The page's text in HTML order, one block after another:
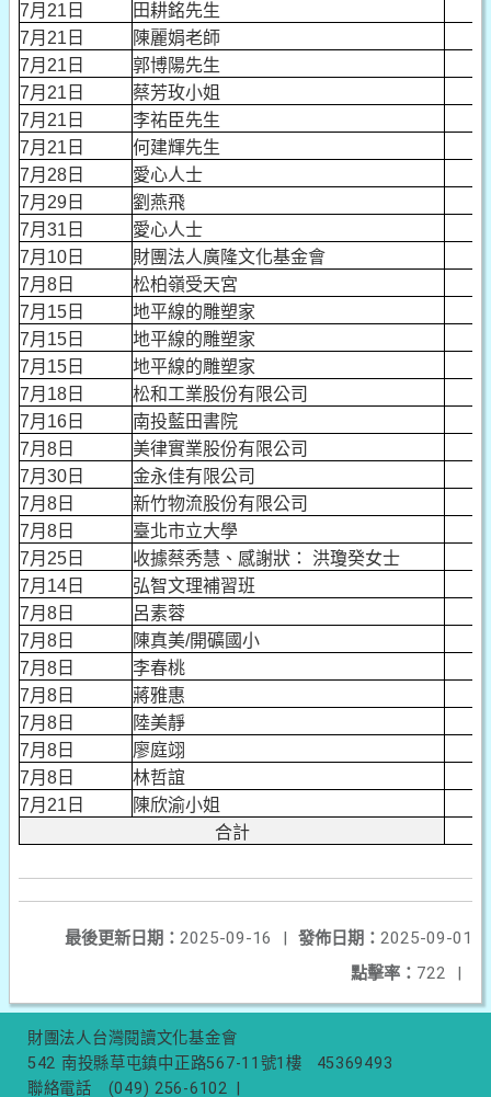
7月21日
田耕銘先生
7月21日
陳麗娟老師
7月21日
郭博陽先生
7月21日
蔡芳玫小姐
7月21日
李祐臣先生
7月21日
何建輝先生
7月28日
愛心人士
7月29日
劉燕飛
7月31日
愛心人士
7月10日
財團法人廣隆文化基金會
7月8日
松柏嶺受天宮
7月15日
地平線的雕塑家
7月15日
地平線的雕塑家
7月15日
地平線的雕塑家
7月18日
松和工業股份有限公司
7月16日
南投藍田書院
7月8日
美律實業股份有限公司
7月30日
金永佳有限公司
7月8日
新竹物流股份有限公司
7月8日
臺北市立大學
7月25日
收據蔡秀慧、感謝狀： 洪瓊癸女士
7月14日
弘智文理補習班
7月8日
呂素蓉
7月8日
陳真美/開礦國小
7月8日
李春桃
7月8日
蔣雅惠
7月8日
陸美靜
7月8日
廖庭翊
7月8日
林哲誼
7月21日
陳欣渝小姐
合計
發佈日期： 2025-09-01
最後更新日期： 2025-09-16
|
點擊率： 722 |
財團法人台灣閱讀文化基金會
542 南投縣草屯鎮中正路567-11號1樓
45369493
聯絡電話
(049) 256-6102